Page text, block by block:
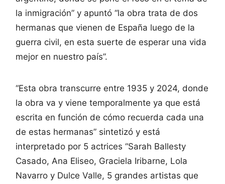
la inmigración” y apuntó “la obra trata de dos
hermanas que vienen de España luego de la
guerra civil, en esta suerte de esperar una vida
mejor en nuestro país”.
“Esta obra transcurre entre 1935 y 2024, donde
la obra va y viene temporalmente ya que está
escrita en función de cómo recuerda cada una
de estas hermanas” sintetizó y está
interpretado por 5 actrices “Sarah Ballesty
Casado, Ana Eliseo, Graciela Iribarne, Lola
Navarro y Dulce Valle, 5 grandes artistas que